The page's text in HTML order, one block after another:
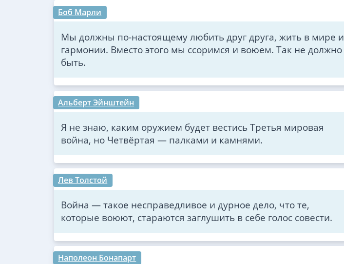
Боб Марли
Мы должны по-настоящему любить друг друга, жить в мире и
гармонии. Вместо этого мы ссоримся и воюем. Так не должно
быть.
Альберт Эйнштейн
Я не знаю, каким оружием будет вестись Третья мировая
война, но Четвёртая — палками и камнями.
Лев Толстой
Война — такое несправедливое и дурное дело, что те,
которые воюют, стараются заглушить в себе голос совести.
Наполеон Бонапарт